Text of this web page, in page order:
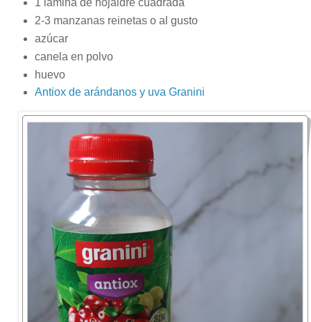
2-3 manzanas reinetas o al gusto
azúcar
canela en polvo
huevo
Antiox de arándanos y uva Granini